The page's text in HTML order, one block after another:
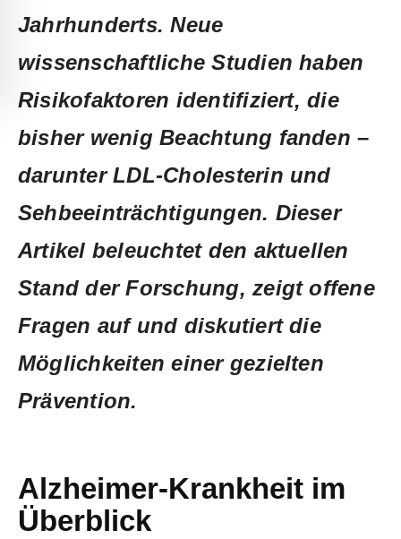
Jahrhunderts. Neue
wissenschaftliche Studien haben
Risikofaktoren identifiziert, die
bisher wenig Beachtung fanden –
darunter LDL-Cholesterin und
Sehbeeinträchtigungen. Dieser
Artikel beleuchtet den aktuellen
Stand der Forschung, zeigt offene
Fragen auf und diskutiert die
Möglichkeiten einer gezielten
Prävention.
Alzheimer-Krankheit im
Überblick